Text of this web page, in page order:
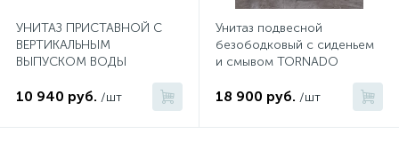
УНИТАЗ ПРИСТАВНОЙ С
ВЕРТИКАЛЬНЫМ
ВЫПУСКОМ ВОДЫ
10 940 руб. /шт
Унитаз подвесной
безободковый с сиденьем
и смывом TORNADO
38088-49-TH-TOR/SC
18 900 руб. /шт
Смесители для кухни
22